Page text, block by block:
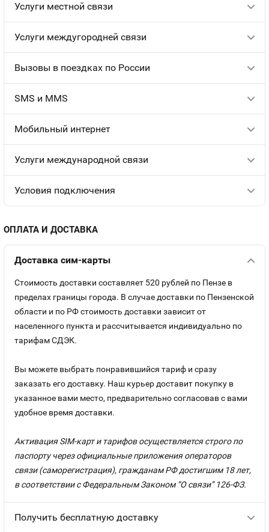
Услуги местной связи
Услуги междугородней связи
Вызовы в поездках по России
SMS и MMS
Мобильный интернет
Услуги международной связи
Условия подключения
ОПЛАТА И ДОСТАВКА
Доставка сим-карты
Стоимость доставки составляет 520 рублей по Пензе в
пределах границы города. В случае доставки по Пензенской
области и по РФ стоимость доставки зависит от
населенного пункта и рассчитывается индивидуально по
тарифам СДЭК.
Вы можете выбрать понравившийся тариф и сразу
заказать его доставку. Наш курьер доставит покупку в
указанное вами место, предварительно согласовав с вами
удобное время доставки.
Активация SIM-карт и тарифов осуществляется строго по
паспорту через официальные приложения операторов
связи (саморегистрация), гражданам РФ достигшим 18 лет,
в соответствии с Федеральным Законом “О связи” 126-ФЗ.
Получить бесплатную доставку